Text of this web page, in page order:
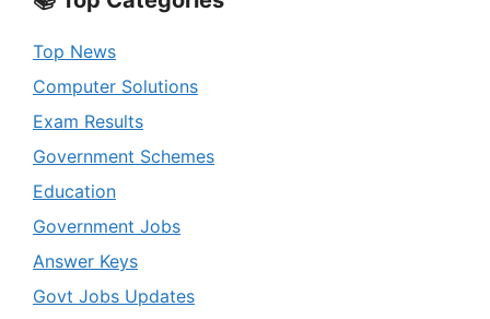
Top News
Computer Solutions
Exam Results
Government Schemes
Education
Government Jobs
Answer Keys
Govt Jobs Updates